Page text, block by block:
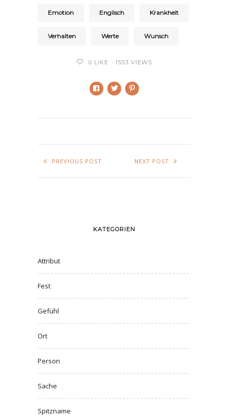
Emotion Englisch Krankheit
Verhalten Werte Wunsch
0 LIKE 1553 VIEWS
PREVIOUS POST NEXT POST
KATEGORIEN
Attribut
Fest
Gefühl
Ort
Person
Sache
Spitzname